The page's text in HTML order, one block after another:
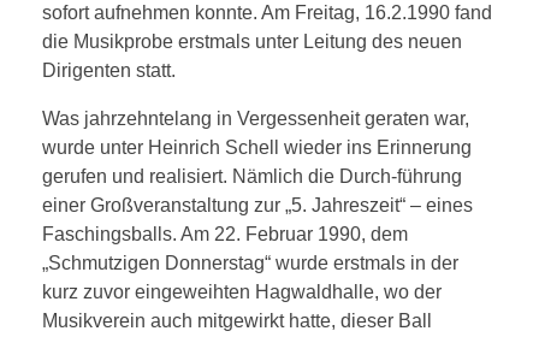
sofort aufnehmen konnte. Am Freitag, 16.2.1990 fand
die Musikprobe erstmals unter Leitung des neuen
Dirigenten statt.
Was jahrzehntelang in Vergessenheit geraten war,
wurde unter Heinrich Schell wieder ins Erinnerung
gerufen und realisiert. Nämlich die Durch-führung
einer Großveranstaltung zur „5. Jahreszeit“ – eines
Faschingsballs. Am 22. Februar 1990, dem
„Schmutzigen Donnerstag“ wurde erstmals in der
kurz zuvor eingeweihten Hagwaldhalle, wo der
Musikverein auch mitgewirkt hatte, dieser Ball